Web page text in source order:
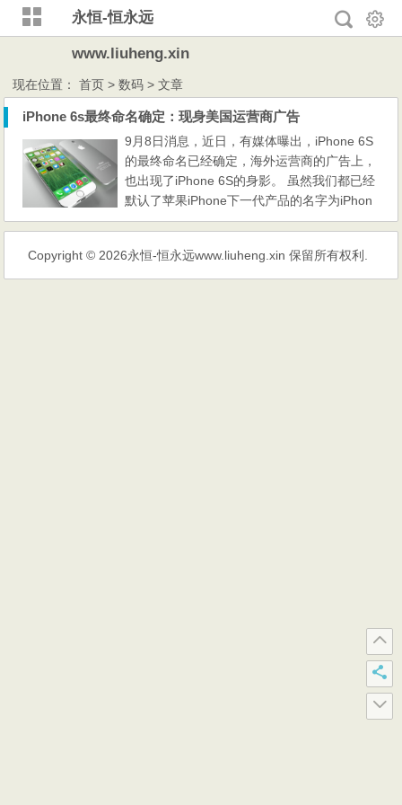
永恒-恒永远
www.liuheng.xin
现在位置：首页 > 数码 > 文章
iPhone 6s最终命名确定：现身美国运营商广告
9月8日消息，近日，有媒体曝出，iPhone 6S
的最终命名已经确定，海外运营商的广告上，
也出现了iPhone 6S的身影。 虽然我们都已经
默认了苹果iPhone下一代产品的名字为iPhon
e 6s及iPhone 6s Plus，但是对此苹果官方从
营商verizon已经开始印发苹果下代iPhone产
品的宣传广告，Verizon在其宣传广告纸上曝
Copyright © 2026永恒-恒永远www.liuheng.xin 保留所有权利.